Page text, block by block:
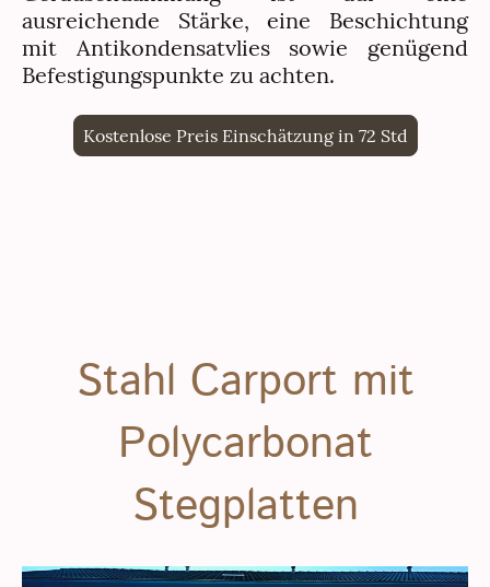
ausreichende Stärke, eine Beschichtung
mit Antikondensatvlies sowie genügend
Befestigungspunkte zu achten.
Kostenlose Preis Einschätzung in 72 Std
Stahl Carport mit
Polycarbonat
Stegplatten